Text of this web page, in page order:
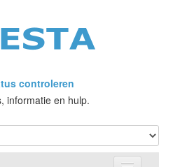
controleren
informatie en hulp.